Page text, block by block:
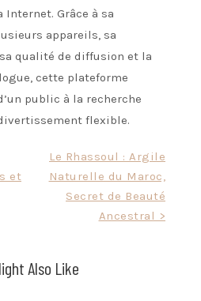
Grâce à sa
appareils, sa
qualité de diffusion et la
cette plateforme
public à la recherche
flexible.
et
Le Rhassoul : Argile
Naturelle du Maroc,
Secret de Beauté
Ancestral >
Also Like